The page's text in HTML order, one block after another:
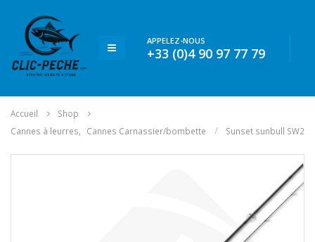
APPELEZ-NOUS
+33 (0)4 90 97 77 79
Accueil
Shop
Cannes à leurres
Cannes Carnassier/bombette Sunset sunbull SW2